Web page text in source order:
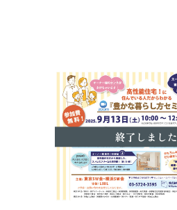
終了しました